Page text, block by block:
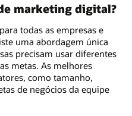
marketing digital?
todas as empresas e
uma abordagem única
precisam usar diferentes
metas. As melhores
como tamanho,
de negócios da equipe